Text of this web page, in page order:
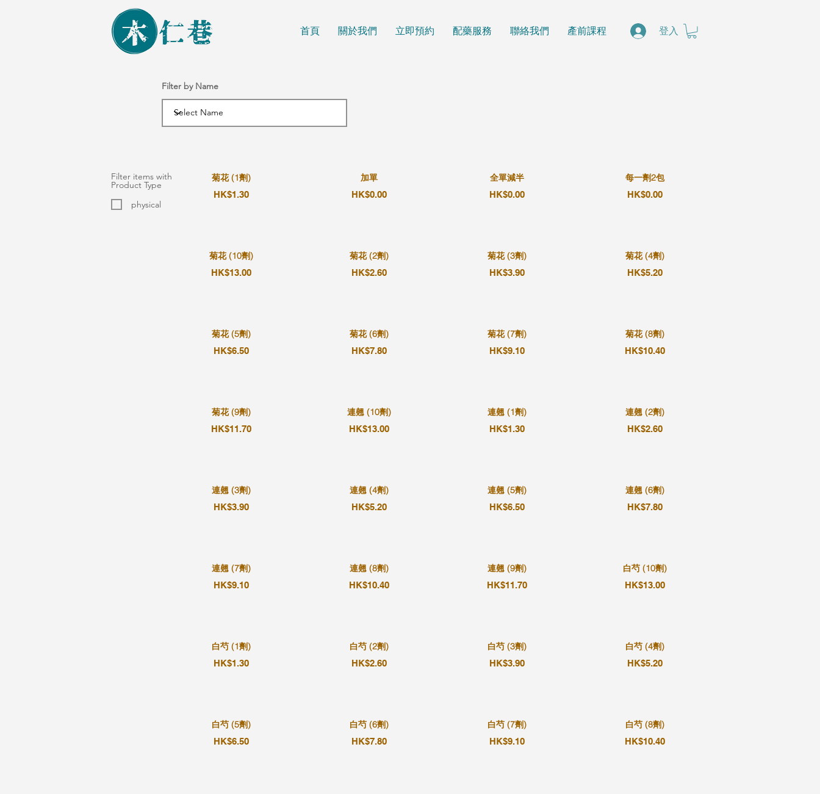
首頁 關於我們 立即預約 配藥服務 聯絡我們 產前課程 登入
Filter by Name
菊花 (1劑)
HK$1.30
菊花 (10劑)
HK$13.00
菊花 (5劑)
HK$6.50
菊花 (9劑)
HK$11.70
連翹 (3劑)
HK$3.90
連翹 (7劑)
HK$9.10
白芍 (1劑)
HK$1.30
白芍 (5劑)
HK$6.50
加單
HK$0.00
菊花 (2劑)
HK$2.60
菊花 (6劑)
HK$7.80
連翹 (10劑)
HK$13.00
連翹 (4劑)
HK$5.20
連翹 (8劑)
HK$10.40
白芍 (2劑)
HK$2.60
白芍 (6劑)
HK$7.80
全單減半
HK$0.00
菊花 (3劑)
HK$3.90
菊花 (7劑)
HK$9.10
連翹 (1劑)
HK$1.30
連翹 (5劑)
HK$6.50
連翹 (9劑)
HK$11.70
白芍 (3劑)
HK$3.90
白芍 (7劑)
HK$9.10
每一劑2包
HK$0.00
菊花 (4劑)
HK$5.20
菊花 (8劑)
HK$10.40
連翹 (2劑)
HK$2.60
連翹 (6劑)
HK$7.80
白芍 (10劑)
HK$13.00
白芍 (4劑)
HK$5.20
白芍 (8劑)
HK$10.40
Filter items with
Product Type
physical